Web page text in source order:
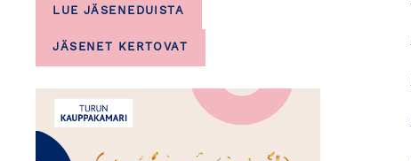
LUE JÄSENEDUISTA
JÄSENET KERTOVAT